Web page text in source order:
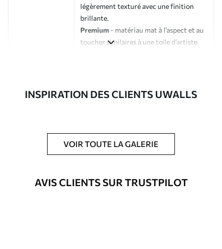
légèrement texturé avec une finition
brillante.
Premium - matériau mat à l’aspect et au
toucher similaires à une toile d’artiste.
Possibilité d'ajouter un vernis
protecteur pour renforcer la durabilité
du tableau.
Matériaux disponibles
INSPIRATION DES CLIENTS UWALLS
VOIR TOUTE LA GALERIE
AVIS CLIENTS SUR TRUSTPILOT